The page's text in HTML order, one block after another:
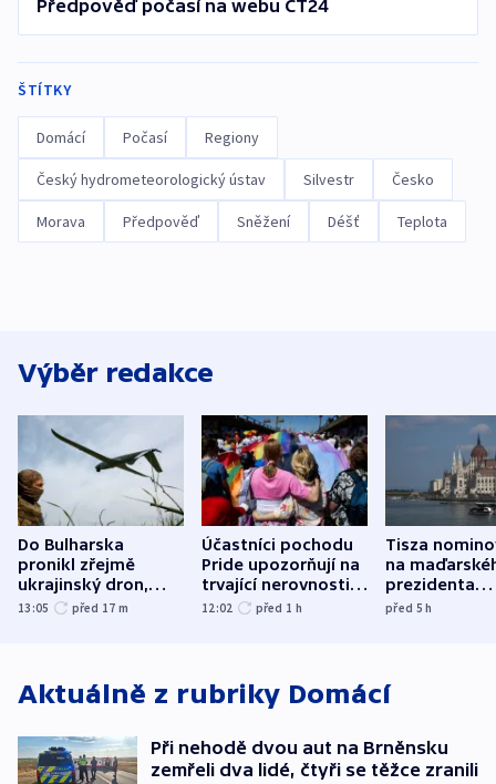
Předpověď počasí na webu ČT24
ŠTÍTKY
Domácí Počasí Regiony
Český hydrometeorologický ústav Silvestr Česko
Morava Předpověď Sněžení Déšť Teplota
Výběr redakce
Do Bulharska
pronikl zřejmě
ukrajinský dron,
explodoval kilometr
13:05 před 17 m
Účastníci pochodu
Pride upozorňují na
trvající nerovnosti i
společenskou
12:02 před 1 h
Tisza
na
prezidenta
bývalého
před 5h
Aktuálně z rubriky Domácí
Při nehodě dvou aut na Brněnsku
zemřeli dva lidé, čtyři se těžce zranili